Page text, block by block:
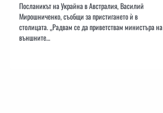
Посланикът на Украйна в Австралия, Василий
Мирошниченко, съобщи за пристигането ѝ в
столицата. „Радвам се да приветствам министъра на
външните…